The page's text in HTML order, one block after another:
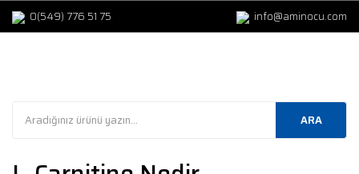
0(549) 776 51 75 info@aminocu.com
ARA